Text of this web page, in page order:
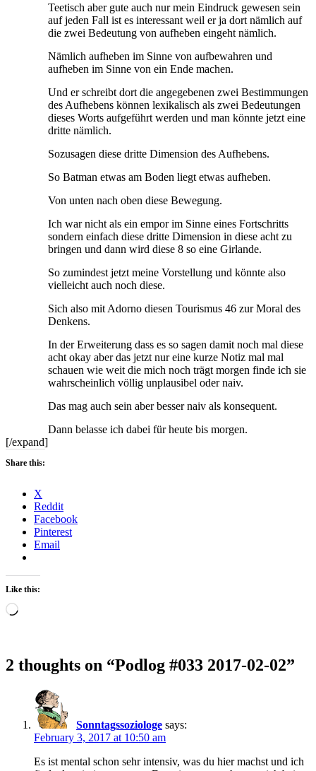
Teetisch aber gute auch nur mein Eindruck gewesen sein
auf jeden Fall ist es interessant weil er ja dort nämlich auf
die zwei Bedeutung von aufheben eingeht nämlich.
Nämlich aufheben im Sinne von aufbewahren und
aufheben im Sinne von ein Ende machen.
Und er schreibt dort die angegebenen zwei Bestimmungen
des Aufhebens können lexikalisch als zwei Bedeutungen
dieses Worts aufgeführt werden und man könnte jetzt eine
dritte nämlich.
Sozusagen diese dritte Dimension des Aufhebens.
So Batman etwas am Boden liegt etwas aufheben.
Von unten nach oben diese Bewegung.
Ich war nicht als ein empor im Sinne eines Fortschritts
sondern einfach diese dritte Dimension in diese acht zu
bringen und dann wird diese 8 so eine Girlande.
So zumindest jetzt meine Vorstellung und könnte also
vielleicht auch noch diese.
Sich also mit Adorno diesen Tourismus 46 zur Moral des
Denkens.
In der Erweiterung dass es so sagen damit noch mal diese
acht okay aber das jetzt nur eine kurze Notiz mal mal
schauen wie weit die mich noch trägt morgen finde ich sie
wahrscheinlich völlig unplausibel oder naiv.
Das mag auch sein aber besser naiv als konsequent.
Dann belasse ich dabei für heute bis morgen.
[/expand]
Share this:
X
Reddit
Facebook
Pinterest
Email
Like this:
Loading…
2 thoughts on “Podlog #033 2017-02-02”
Sonntagssoziologe says:
February 3, 2017 at 10:50 am
Es ist mental schon sehr intensiv, was du hier machst und ich